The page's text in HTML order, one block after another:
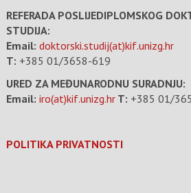
REFERADA POSLIJEDIPLOMSKOG
STUDIJA:
Email: doktorski.studij(at)kif.unizg.hr
T: +385 01/3658-619
URED ZA MEĐUNARODNU SURADNJU:
Email: iro(at)kif.unizg.hr T: +385 01/
POLITIKA PRIVATNOSTI